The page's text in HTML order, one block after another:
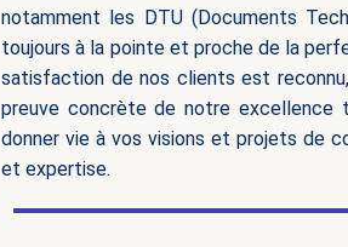
notamment les DTU (Documents
toujours à la pointe et proche de la
satisfaction de nos clients est
preuve concrète de notre excellence
donner vie à vos visions et projets de
et expertise.